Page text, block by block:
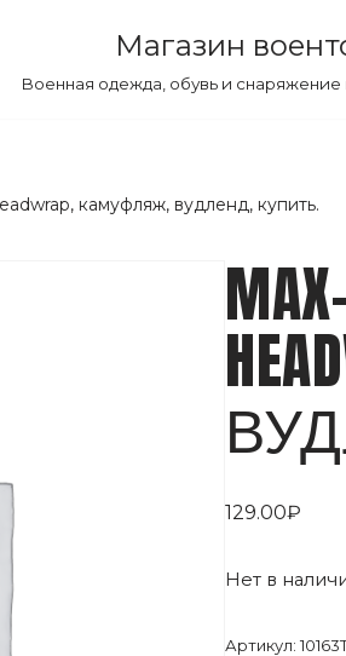
Магазин
Военная одежда, обувь и снаряжение
камуфляж, вудленд, купить.
129.00₽
Нет в
Артикул: